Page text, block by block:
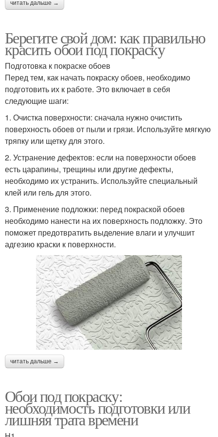
читать дальше →
Берегите свой дом: как правильно
красить обои под покраску
Подготовка к покраске обоев
Перед тем, как начать покраску обоев, необходимо
подготовить их к работе. Это включает в себя
следующие шаги:
1. Очистка поверхности: сначала нужно очистить
поверхность обоев от пыли и грязи. Используйте мягкую
тряпку или щетку для этого.
2. Устранение дефектов: если на поверхности обоев
есть царапины, трещины или другие дефекты,
необходимо их устранить. Используйте специальный
клей или гель для этого.
3. Применение подложки: перед покраской обоев
необходимо нанести на их поверхность подложку. Это
поможет предотвратить выделение влаги и улучшит
адгезию краски к поверхности.
читать дальше →
Обои под покраску:
необходимость подготовки или
лишняя трата времени